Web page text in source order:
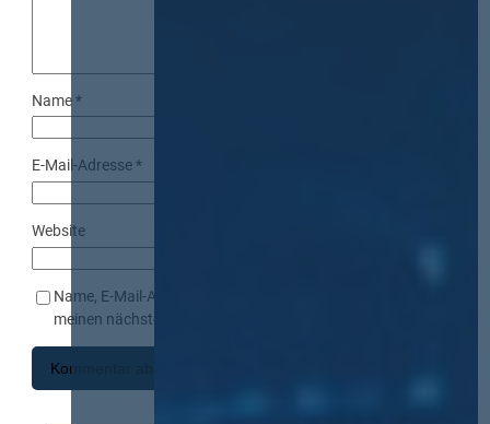
Name*
E-Mail-Adresse*
Website
Name, E-Mail-Adresse und Website in diesem Browser für
meinen nächsten Kommentar speichern.